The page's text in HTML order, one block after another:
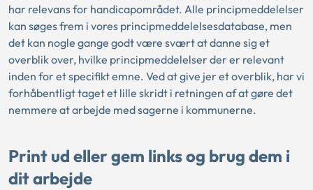
har relevans for handicapområdet. Alle principmeddelelser
kan søges frem i vores principmeddelelsesdatabase, men
det kan nogle gange godt være svært at danne sig et
overblik over, hvilke principmeddelelser der er relevant
inden for et specifikt emne. Ved at give jer et overblik, har vi
forhåbentligt taget et lille skridt i retningen af at gøre det
nemmere at arbejde med sagerne i kommunerne.
Print ud eller gem links og brug dem i
dit arbejde